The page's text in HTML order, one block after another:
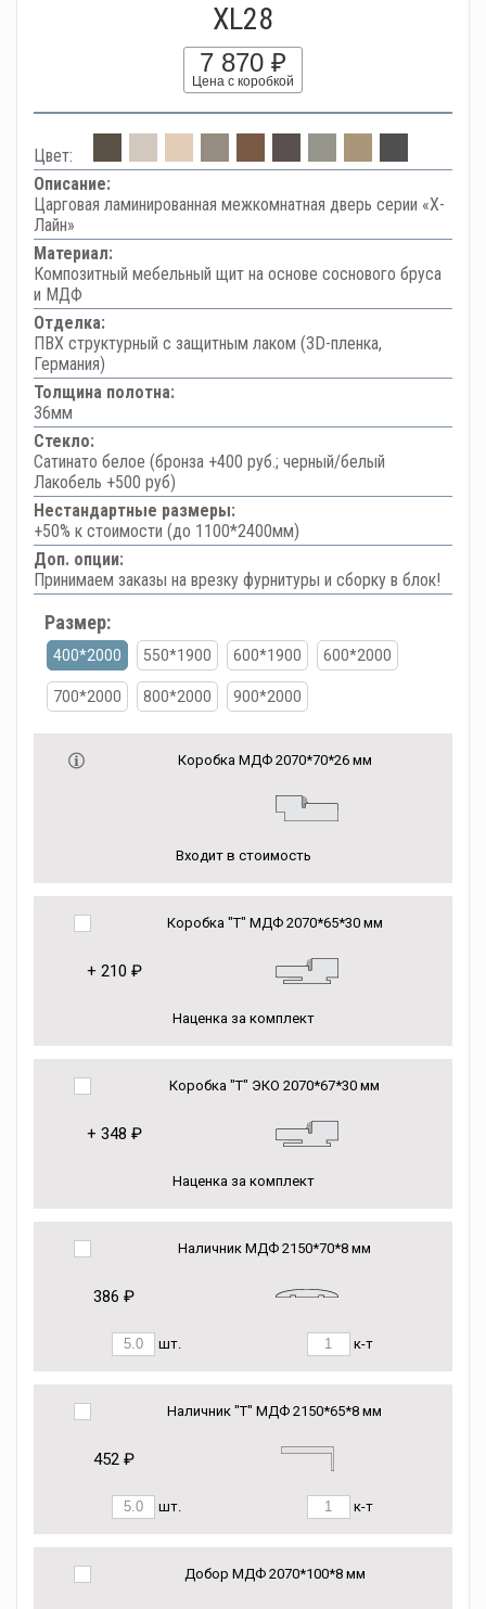
XL28
7 870 ₽
Цена с коробкой
Цвет:
Описание:
Царговая ламинированная межкомнатная дверь серии «Х-
Лайн»
Материал:
Композитный мебельный щит на основе соснового бруса
и МДФ
Отделка:
ПВХ структурный с защитным лаком (3D-пленка,
Германия)
Толщина полотна:
36мм
Стекло:
Сатинато белое (бронза +400 руб.; черный/белый
Лакобель +500 руб)
Нестандартные размеры:
+50% к стоимости (до 1100*2400мм)
Доп. опции:
Принимаем заказы на врезку фурнитуры и сборку в блок!
Размер:
400*2000 550*1900 600*1900 600*2000
700*2000 800*2000 900*2000
Коробка МДФ 2070*70*26 мм
Входит в стоимость
Коробка "Т" МДФ 2070*65*30 мм
+ 210 ₽
Наценка за комплект
Коробка "Т" ЭКО 2070*67*30 мм
+ 348 ₽
Наценка за комплект
Наличник МДФ 2150*70*8 мм
386 ₽
шт. к-т
Наличник "Т" МДФ 2150*65*8 мм
452 ₽
шт. к-т
Добор МДФ 2070*100*8 мм